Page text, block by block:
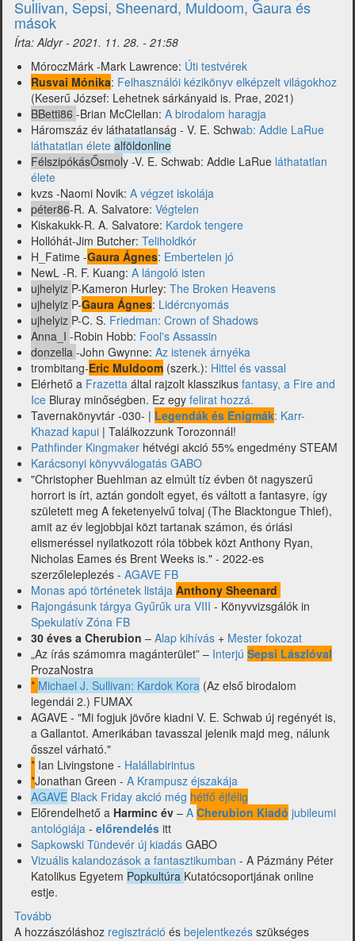
Immortal,
m.a.g.u.s.,
Vaják,
Pratchett,
Larkwood,
Livingstone,
Kleinheincz,
Kauppinen
és
mások)
Sullivan, Sepsi, Sheenard, Muldoom, Gaura és
mások
Írta:Aldyr- 2021. 11. 28. - 21:58
MóroczMárk -Mark Lawrence: Úti testvérek
Rusvai Mónika: Felhasználói kézikönyv elképzelt világokhoz
(Keserű József: Lehetnek sárkányaid is. Prae, 2021)
BBetti86 -Brian McClellan: A birodalom haragja
Háromszáz év láthatatlanság - V. E. Schwab: Addie LaRue
láthatatlan élete alföldonline
FélszipókásŐsmoly -V. E. Schwab: Addie LaRue láthatatlan
élete
kvzs -Naomi Novik: A végzet iskolája
péter86-R. A. Salvatore: Végtelen
Kiskakukk-R. A. Salvatore: Kardok tengere
Hollóhát-Jim Butcher: Teliholdkór
H_Fatime -Gaura Ágnes: Embertelen jó
NewL -R. F. Kuang: A lángoló isten
ujhelyiz P-Kameron Hurley: The Broken Heavens
ujhelyiz P-Gaura Ágnes: Lidércnyomás
ujhelyiz P-C. S. Friedman: Crown of Shadows
Anna_I -Robin Hobb: Fool's Assassin
donzella -John Gwynne: Az istenek árnyéka
trombitang-Eric Muldoom (szerk.): Hittel és vassal
Elérhető a Frazetta által rajzolt klasszikus fantasy, a Fire and
Ice Bluray minőségben. Ez egy felirat hozzá.
Tavernakönyvtár -030- | Legendák és Enigmák: Karr-
Khazad kapui | Találkozzunk Torozonnál!
Pathfinder Kingmaker hétvégi akció 55% engedmény STEAM
Karácsonyi könyvválogatás GABO
"Christopher Buehlman az elmúlt tíz évben öt nagyszerű
horrort is írt, aztán gondolt egyet, és váltott a fantasyre, így
született meg A feketenyelvű tolvaj (The Blacktongue Thief),
amit az év legjobbjai közt tartanak számon, és óriási
elismeréssel nyilatkozott róla többek közt Anthony Ryan,
Nicholas Eames és Brent Weeks is." - 2022-es
szerzőleleplezés - AGAVE FB
Monas apó történetek listája Anthony Sheenard
Rajongásunk tárgya Gyűrűk ura VIII - Könyvvizsgálók in
Spekulatív Zóna FB
30 éves a Cherubion – Alap kihívás + Mester fokozat
„Az írás számomra magánterület” – Interjú Sepsi Lászlóval
ProzaNostra
* Michael J. Sullivan: Kardok Kora (Az első birodalom
legendái 2.) FUMAX
AGAVE - "Mi fogjuk jövőre kiadni V. E. Schwab új regényét is,
a Gallantot. Amerikában tavasszal jelenik majd meg, nálunk
ősszel várható."
* Ian Livingstone - Halállabirintus
*Jonathan Green - A ​Krampusz éjszakája
AGAVE Black Friday akció még hétfő éjfélig
Előrendelhető a Harminc év – A Cherubion Kiadó jubileumi
antológiája - előrendelés itt
Sapkowski Tündevér új kiadás GABO
Vizuális kalandozások a fantasztikumban - A Pázmány Péter
Katolikus Egyetem Popkultúra Kutatócsoportjának online
estje.
Tovább
48-
A hozzászóláshoz regisztráció és bejelentkezés szükséges